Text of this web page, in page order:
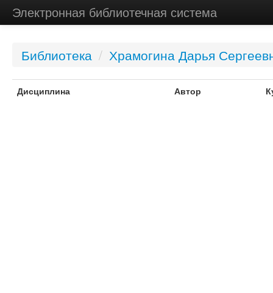
Электронная библиотечная система
Библиотека / Храмогина Дарья
Дисциплина Автор